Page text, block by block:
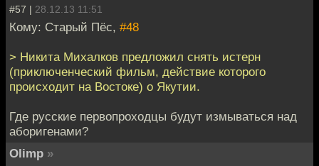
#57 | 28.12.13 11:51
Кому: Старый Пёс, #48
> Никита Михалков предложил снять истерн
(приключенческий фильм, действие которого
происходит на Востоке) о Якутии.
Где русские первопроходцы будут измываться над
аборигенами?
Olimp »